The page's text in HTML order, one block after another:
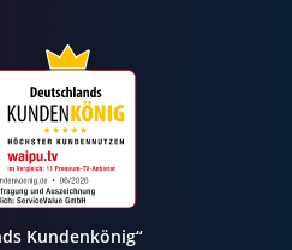
Kundenkönig“